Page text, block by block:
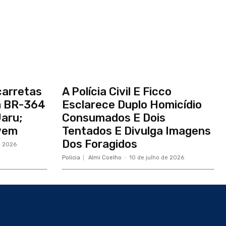
BR-364
2026
A Polícia Civil E Ficco
Esclarece Duplo Homicídio
Consumados E Dois
Tentados E Divulga Imagens
Dos Foragidos
Policia Almi Coelho - 10 de julho de 2026